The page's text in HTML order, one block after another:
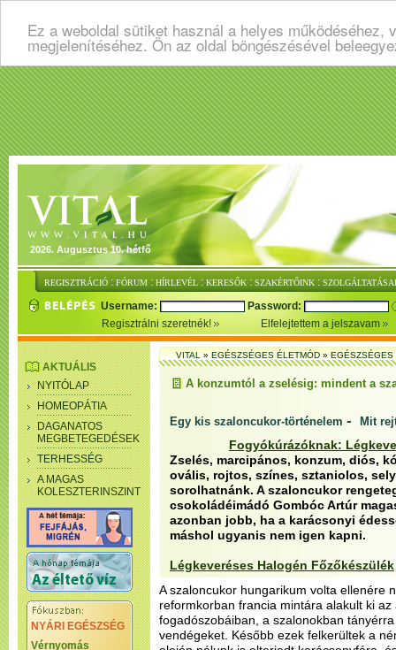
Ez a weboldal sütiket használ a helyes
megjelenítéséhez. Ön az oldal böngészésével
2026. Augusztus 10. hétfő
REGISZTRÁCIÓ : FÓRUM : HÍRLEVÉL : KERESŐK : SZAKÉRTŐINK :
Username:
Password:
Regisztrálni szeretnék!
Elfelejtettem a jelszavam
AKTUÁLIS
NYITÓLAP
HOMEOPÁTIA
DAGANATOS
MEGBETEGEDÉSEK
TERHESSÉG
A MAGAS
KOLESZTERINSZINT
NYÁRI EGÉSZSÉG
Vérnyomás
VITAL»EGÉSZSÉGES ÉLETMÓD»
A konzumtól a zselésig: mindent a
Egy kis szaloncukor-történelem - Mit
Fogyókúrázóknak:
Zselés, marcipános, konzum, diós,
ovális, rojtos, színes, sztaniolos,
sorolhatnánk. A szaloncukor
csokoládéimádó Gombóc Artúr
azonban jobb, ha a karácsonyi
máshol ugyanis nem igen kapni.
Légkeveréses Halogén Főzőkészülék
A szaloncukor hungarikum volta ellenére
reformkorban francia mintára alakult ki
fogadószobáiban, a szalonokban
vendégeket. Később ezek felkerültek a